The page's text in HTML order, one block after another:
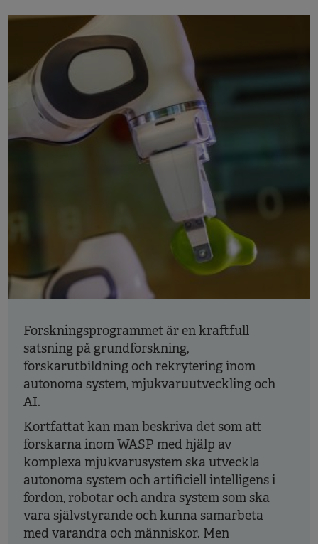
Forskningsprogrammet är en kraftfull
satsning på grundforskning,
forskarutbildning och rekrytering inom
autonoma system, mjukvaruutveckling och
AI.
Kortfattat kan man beskriva det som att
forskarna inom WASP med hjälp av
komplexa mjukvarusystem ska utveckla
autonoma system och artificiell intelligens i
fordon, robotar och andra system som ska
vara självstyrande och kunna samarbeta
med varandra och människor. Men